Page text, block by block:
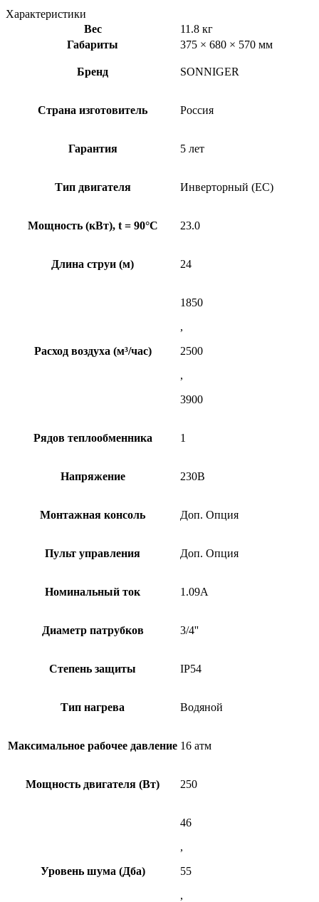
Характеристики
Вес
11.8 кг
Габариты
375 × 680 × 570 мм
Бренд SONNIGER
Страна изготовитель Россия
Гарантия 5 лет
Тип двигателя Инверторный (ЕС)
Мощность (кВт), t = 90°C 23.0
Длина струи (м) 24
Расход воздуха (м³/час)
1850
,
2500
,
3900
Рядов теплообменника 1
Напряжение 230В
Монтажная консоль Доп. Опция
Пульт управления Доп. Опция
Номинальный ток 1.09А
Диаметр патрубков 3/4''
Степень защиты IP54
Тип нагрева Водяной
Максимальное рабочее давление 16 атм
Мощность двигателя (Вт) 250
Уровень шума (Дба)
46
,
55
,